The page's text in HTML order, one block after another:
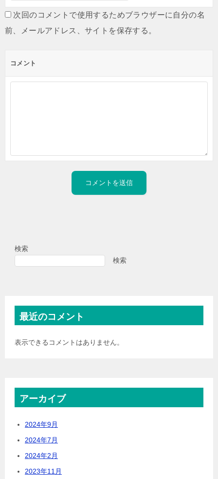
次回のコメントで使用するためブラウザーに自分の名
前、メールアドレス、サイトを保存する。
コメント
検索
検索
最近のコメント
表示できるコメントはありません。
アーカイブ
2024年9月
2024年7月
2024年2月
2023年11月